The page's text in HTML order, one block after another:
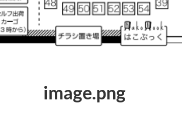
image.png